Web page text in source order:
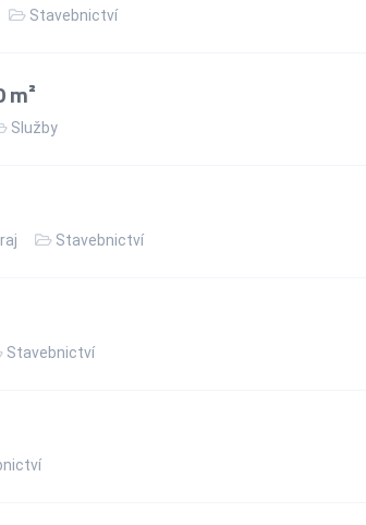
Stavebnictví
Služby
Stavebnictví
Stavebnictví